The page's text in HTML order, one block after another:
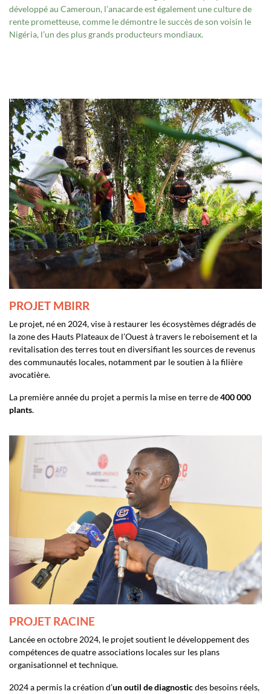
développé au Cameroun, l’anacarde est également une culture de
rente prometteuse, comme le démontre le succès de son voisin le
Nigéria, l’un des plus grands producteurs mondiaux.
PROJET MBIRR
Le projet, né en 2024, vise à restaurer les écosystèmes dégradés de
la zone des Hauts Plateaux de l’Ouest à travers le reboisement et la
revitalisation des terres tout en diversifiant les sources de revenus
des communautés locales, notamment par le soutien à la filière
avocatière.
La première année du projet a permis la mise en terre de400 000
plants.
PROJET RACINE
Lancée en octobre 2024, le projet soutient le développement des
compétences de quatre associations locales sur les plans
organisationnel et technique.
2024 a permis la création d’un outil de diagnosticdes besoins réels,